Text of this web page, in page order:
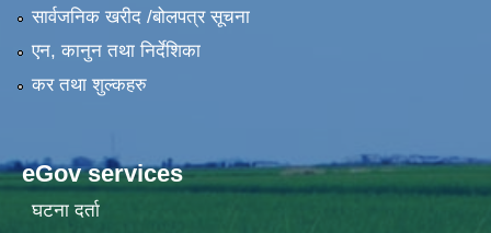
सार्वजनिक खरीद /बोलपत्र सूचना
एन, कानुन तथा निर्देशिका
कर तथा शुल्कहरु
eGov services
घटना दर्ता